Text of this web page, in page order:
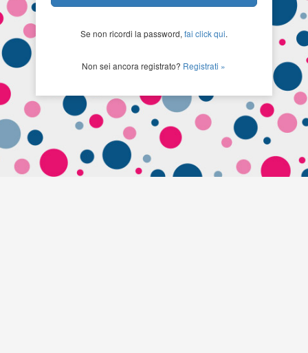
Se non ricordi la password, fai click qui.
Non sei ancora registrato? Registrati »